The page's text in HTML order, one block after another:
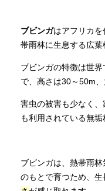
ブビンガはアフリカ
帯雨林に生息する広葉
ブビンガの特徴は世
で、高さは30～50m
害虫の被害も少なく
も利用されている無垢
ブビンガは、熱帯雨
のもとで育つため、